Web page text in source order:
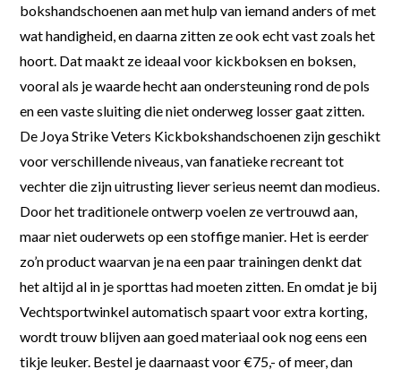
bokshandschoenen aan met hulp van iemand anders of met
wat handigheid, en daarna zitten ze ook echt vast zoals het
hoort. Dat maakt ze ideaal voor kickboksen en boksen,
vooral als je waarde hecht aan ondersteuning rond de pols
en een vaste sluiting die niet onderweg losser gaat zitten.
De Joya Strike Veters Kickbokshandschoenen zijn geschikt
voor verschillende niveaus, van fanatieke recreant tot
vechter die zijn uitrusting liever serieus neemt dan modieus.
Door het traditionele ontwerp voelen ze vertrouwd aan,
maar niet ouderwets op een stoffige manier. Het is eerder
zo’n product waarvan je na een paar trainingen denkt dat
het altijd al in je sporttas had moeten zitten. En omdat je bij
Vechtsportwinkel automatisch spaart voor extra korting,
wordt trouw blijven aan goed materiaal ook nog eens een
tikje leuker. Bestel je daarnaast voor €75,- of meer, dan